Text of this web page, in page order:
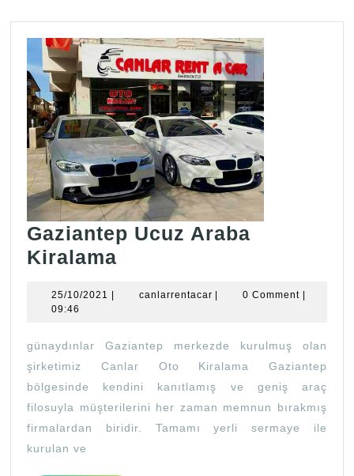
Gaziantep Ucuz Araba
Kiralama
Araba
25/10/2021 25/10/2021canlarrentacarcanlarrentacar
0 Comment
09:46
günaydınlar Gaziantep merkezde kurulmuş olan
şirketimiz Canlar Oto Kiralama Gaziantep
bölgesinde kendini kanıtlamış ve geniş araç
filosuyla müşterilerini her zaman memnun bırakmış
firmalardan biridir. Tamamı yerli sermaye ile
kurulan ve